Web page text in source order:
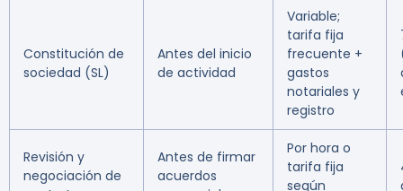
Constitución de
sociedad (SL)
Antes del inicio
de actividad
Variable;
tarifa fija
frecuente +
gastos
notariales y
registro
Revisión y
negociación de
Antes de firmar
acuerdos
Por hora o
tarifa fija
según